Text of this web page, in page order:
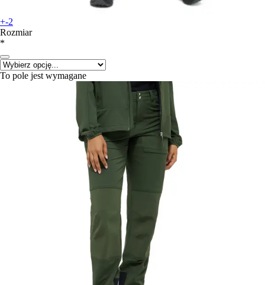
+-2
Rozmiar
*
To pole jest wymagane